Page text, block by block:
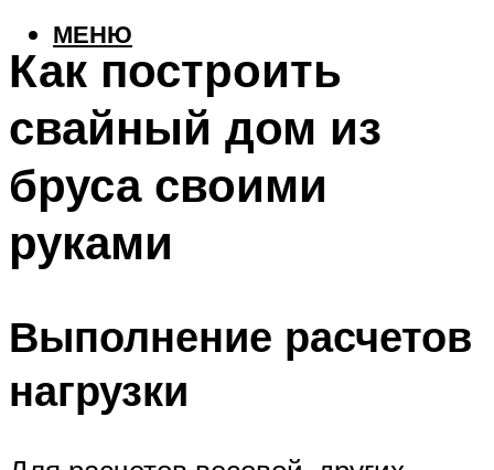
МЕНЮ
Как построить
свайный дом из
бруса своими
руками
Выполнение расчетов
нагрузки